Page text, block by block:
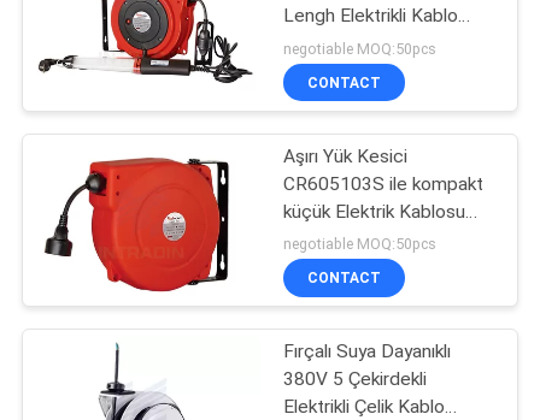
BIZE
HABERLER
BIR
TEKLIF
ISTEĞI
Dijital Yağ Kontrol
Vanası
Atık Yağ Süzgeci
Lengh Elektrikli Kablo
Makarası
negotiable MOQ:50pcs
CONTACT
Aşırı Yük Kesici
CR605103S ile kompakt
küçük Elektrik Kablosu
Makara
negotiable MOQ:50pcs
CONTACT
Fırçalı Suya Dayanıklı
380V 5 Çekirdekli
Elektrikli Çelik Kablo